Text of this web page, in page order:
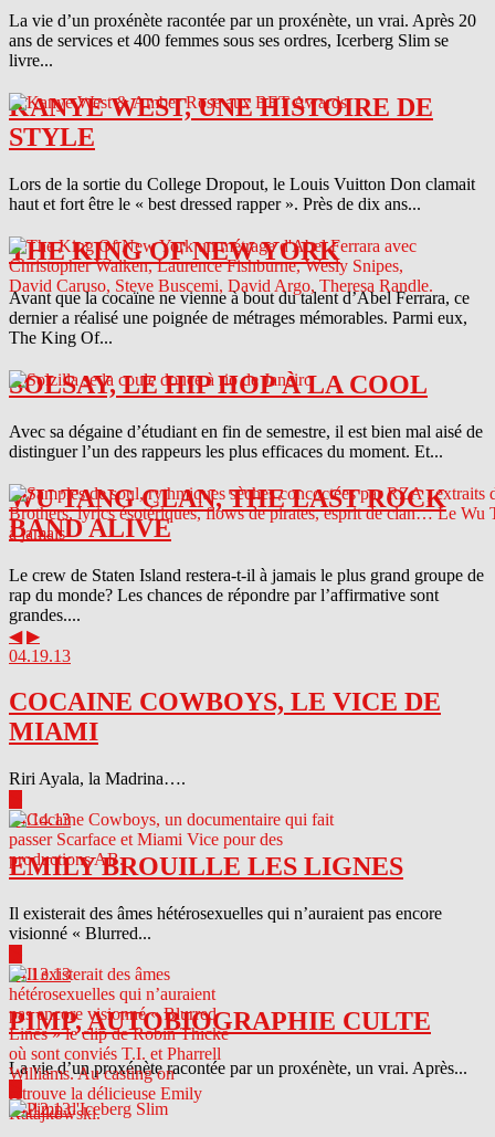
La vie d’un proxénète racontée par un proxénète, un vrai. Après 20
ans de services et 400 femmes sous ses ordres, Icerberg Slim se
livre...
KANYE WEST, UNE HISTOIRE DE
STYLE
Lors de la sortie du College Dropout, le Louis Vuitton Don clamait
haut et fort être le « best dressed rapper ». Près de dix ans...
THE KING OF NEW YORK
Avant que la cocaïne ne vienne à bout du talent d’Abel Ferrara, ce
dernier a réalisé une poignée de métrages mémorables. Parmi eux,
The King Of...
SOLSAY, LE HIP HOP À LA COOL
Avec sa dégaine d’étudiant en fin de semestre, il est bien mal aisé de
distinguer l’un des rappeurs les plus efficaces du moment. Et...
WU TANG CLAN, THE LAST ROCK
BAND ALIVE
Le crew de Staten Island restera-t-il à jamais le plus grand groupe de
rap du monde? Les chances de répondre par l’affirmative sont
grandes....
◀ ▶
04.19.13
COCAINE COWBOYS, LE VICE DE
MIAMI
Riri Ayala, la Madrina….
04.14.13
EMILY BROUILLE LES LIGNES
Il existerait des âmes hétérosexuelles qui n’auraient pas encore
visionné « Blurred...
04.13.13
PIMP, AUTOBIOGRAPHIE CULTE
La vie d’un proxénète racontée par un proxénète, un vrai. Après...
04.12.13